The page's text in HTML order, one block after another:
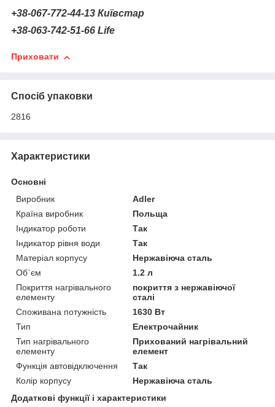
+38-067-772-44-13 Київстар
+38-063-742-51-66 Life
Приховати
Спосіб упаковки
2816
Характеристики
Основні
Виробник
Adler
Країна виробник
Польща
Індикатор роботи
Так
Індикатор рівня води
Так
Матеріал корпусу
Нержавіюча сталь
Об`єм
1.2 л
Покриття нагрівального
елементу
покриття з нержавіючої
сталі
Споживана потужність
1630 Вт
Тип
Електрочайник
Тип нагрівального
елементу
Прихований нагрівальний
елемент
Функція автовідключення
Так
Колір корпусу
Нержавіюча сталь
Додаткові функції і характеристики